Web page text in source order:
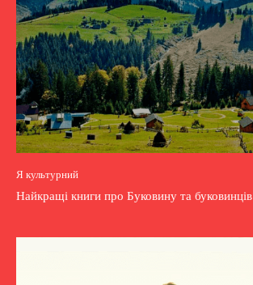
Я культурний
Найкращі книги про Буковину та буковинців